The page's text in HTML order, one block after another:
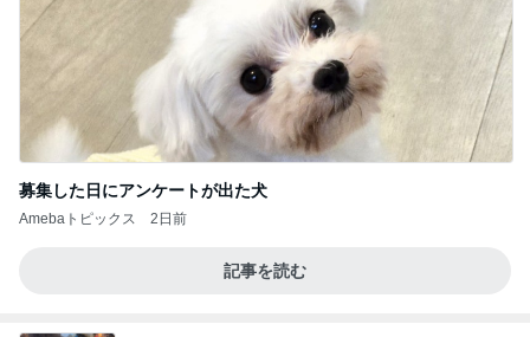
募集した日にアンケートが出た犬
Amebaトピックス 2日前
記事を読む